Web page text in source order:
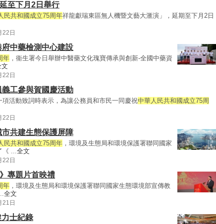
至下月2日舉行
民共和國成立75周年祥龍獻瑞東區無人機暨文藝大滙演」，延期至下月2日
22日
中藥檢測中心建設
年 ，衞生署今日舉辦中醫藥文化瑰寶傳承與創新-全國中藥資
文
22日
工參與賀國慶活動
活動致詞時表示，為讓公務員和市民一同慶祝中華人民共和國成立75周
22日
共建生態保護屏障
民共和國成立75周年 ，環境及生態局和環境保護署聯同國家
《 ...全文
22日
專題片首映禮
年 ，環境及生態局和環境保護署聯同國家生態環境部宣傳教
全文
21日
士紀錄